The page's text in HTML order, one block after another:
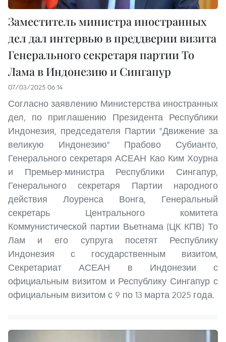
Заместитель министра иностранных
дел дал интервью в преддверии визита
Генерального секретаря партии То
Лама в Индонезию и Сингапур
07/03/2025 06:14
Согласно заявлению Министерства иностранных
дел, по приглашению Президента Республики
Индонезия, председателя Партии "Движение за
великую Индонезию" Прабово Субианто,
Генерального секретаря АСЕАН Као Ким Хоурна
и Премьер-министра Республики Сингапур,
Генерального секретаря Партии народного
действия Лоуренса Вонга, Генеральный
секретарь Центрального комитета
Коммунистической партии Вьетнама (ЦК КПВ) То
Лам и его супруга посетят Республику
Индонезия с государственным визитом,
Секретариат АСЕАН в Индонезии с
официальным визитом и Республику Сингапур с
официальным визитом с 9 по 13 марта 2025 года.